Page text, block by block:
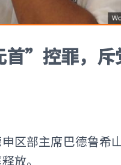
”控罪，斥
区部主席巴德鲁希
放。